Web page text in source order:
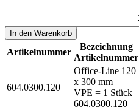
In den Warenkorb
Artikelnummer
Bezeichnung
Artikelnummer
604.0300.120
Office-Line 120
x 300 mm
VPE = 1 Stück
604.0300.120